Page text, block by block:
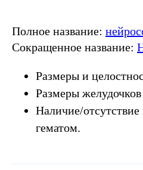
Полное название:
Сокращенное название:
Размеры и
Размеры желудочков
Наличие/отсутствие
гематом.